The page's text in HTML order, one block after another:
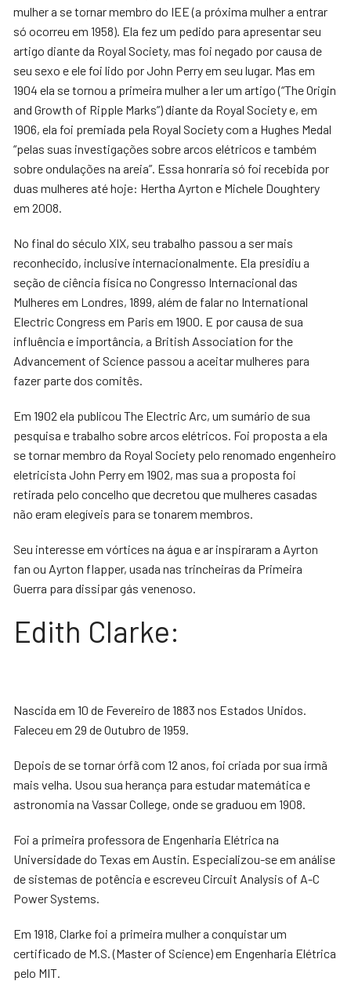
mulher a se tornar membro do IEE (a próxima mulher a entrar
só ocorreu em 1958). Ela fez um pedido para apresentar seu
artigo diante da Royal Society, mas foi negado por causa de
seu sexo e ele foi lido por John Perry em seu lugar. Mas em
1904 ela se tornou a primeira mulher a ler um artigo (“The Origin
and Growth of Ripple Marks”) diante da Royal Society e, em
1906, ela foi premiada pela Royal Society com a Hughes Medal
“pelas suas investigações sobre arcos elétricos e também
sobre ondulações na areia”. Essa honraria só foi recebida por
duas mulheres até hoje: Hertha Ayrton e Michele Doughtery
em 2008.
No final do século XIX, seu trabalho passou a ser mais
reconhecido, inclusive internacionalmente. Ela presidiu a
seção de ciência física no Congresso Internacional das
Mulheres em Londres, 1899, além de falar no International
Electric Congress em Paris em 1900. E por causa de sua
influência e importância, a British Association for the
Advancement of Science passou a aceitar mulheres para
fazer parte dos comitês.
Em 1902 ela publicou The Electric Arc, um sumário de sua
pesquisa e trabalho sobre arcos elétricos. Foi proposta a ela
se tornar membro da Royal Society pelo renomado engenheiro
eletricista John Perry em 1902, mas sua a proposta foi
retirada pelo concelho que decretou que mulheres casadas
não eram elegíveis para se tonarem membros.
Seu interesse em vórtices na água e ar inspiraram a Ayrton
fan ou Ayrton flapper, usada nas trincheiras da Primeira
Guerra para dissipar gás venenoso.
Edith Clarke:
Nascida em 10 de Fevereiro de 1883 nos Estados Unidos.
Faleceu em 29 de Outubro de 1959.
Depois de se tornar órfã com 12 anos, foi criada por sua irmã
mais velha. Usou sua herança para estudar matemática e
astronomia na Vassar College, onde se graduou em 1908.
Foi a primeira professora de Engenharia Elétrica na
Universidade do Texas em Austin. Especializou-se em análise
de sistemas de potência e escreveu Circuit Analysis of A-C
Power Systems.
Em 1918, Clarke foi a primeira mulher a conquistar um
certificado de M.S. (Master of Science) em Engenharia Elétrica
pelo MIT.